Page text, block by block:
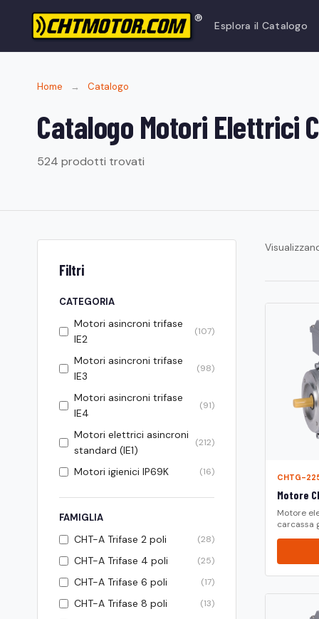
Esplora il Catalogo
Home → Catalogo
Catalogo Motori Elettrici
524 prodotti trovati
Filtri
CATEGORIA
Motori asincroni trifase
IE2
(107)
Motori asincroni trifase
IE3
(98)
Motori asincroni trifase
IE4
(91)
Motori elettrici asincroni
standard (IE1)
(212)
Motori igienici IP69K (16)
FAMIGLIA
CHT-A Trifase 2 poli (28)
CHT-A Trifase 4 poli (25)
CHT-A Trifase 6 poli (17)
CHT-A Trifase 8 poli (13)
CHTG-
Motore
Motore
carcassa